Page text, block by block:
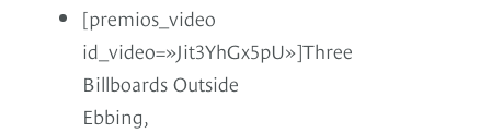
[premios_video
id_video=»Jit3YhGx5pU»]Three
Billboards Outside
Ebbing,